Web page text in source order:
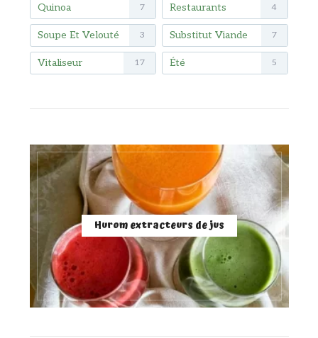
Quinoa 7 Restaurants 4
Soupe Et Velouté 3 Substitut Viande 7
Vitaliseur 17 Été 5
Hurom extracteurs de jus